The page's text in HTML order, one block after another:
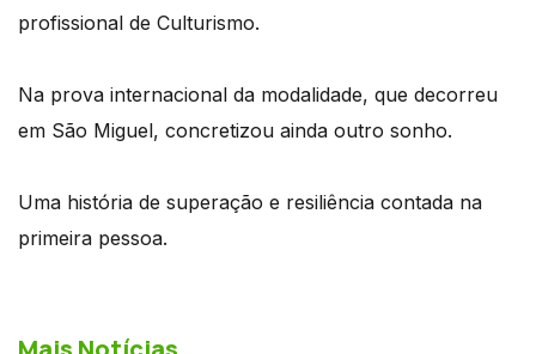
profissional de Culturismo.
Na prova internacional da modalidade, que decorreu
em São Miguel, concretizou ainda outro sonho.
Uma história de superação e resiliência contada na
primeira pessoa.